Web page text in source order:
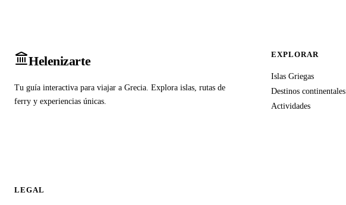
Helenizarte
Tu guía interactiva para viajar a Grecia. Explora islas, rutas de
ferry y experiencias únicas.
EXPLORAR
Islas Griegas
Destinos continentales
Actividades
LEGAL